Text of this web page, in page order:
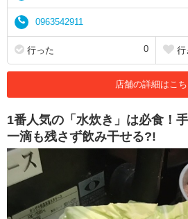
0963542911
行った 0 行
店舗の詳細はこち
1番人気の「水炊き」は必食！
一滴も残さず飲み干せる?!